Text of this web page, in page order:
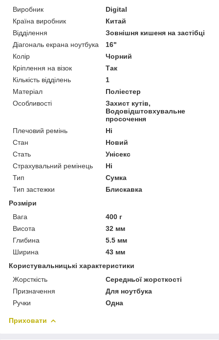
Виробник
Digital
Країна виробник
Китай
Відділення
Зовнішня кишеня на застібці
Діагональ екрана ноутбука
16"
Колір
Чорний
Кріплення на візок
Так
Кількість відділень
1
Матеріал
Поліестер
Особливості
Захист кутів,
Водовідштовхувальне
просочення
Плечовий ремінь
Ні
Стан
Новий
Стать
Унісекс
Страхувальний ремінець
Ні
Тип
Сумка
Тип застежки
Блискавка
Розміри
Вага
400 г
Висота
32 мм
Глибина
5.5 мм
Ширина
43 мм
Користувальницькі характеристики
Жорсткість
Середньої жорсткості
Призначення
Для ноутбука
Ручки
Одна
Приховати